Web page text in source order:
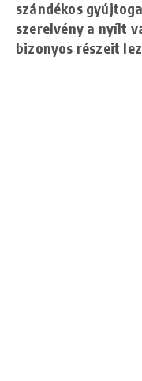
szándékos
szerelvény a nyílt
bizonyos részeit